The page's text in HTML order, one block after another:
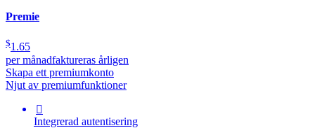
Premie
$1.65
per månadfaktureras årligen
Skapa ett premiumkonto
Njut av premiumfunktioner

Integrerad autentisering